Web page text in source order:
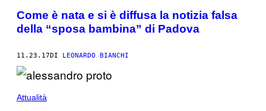
Come è nata e si è diffusa la notizia falsa
della “sposa bambina” di Padova
11.23.17DI LEONARDO BIANCHI
Attualità